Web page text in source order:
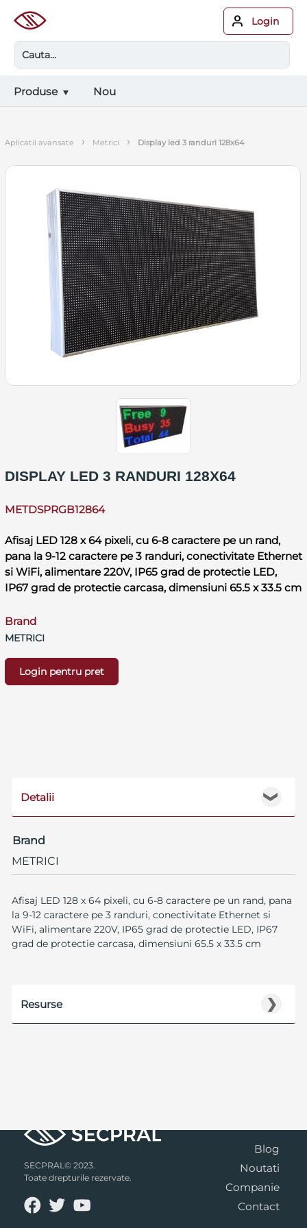
Login
Produse Nou
aplicatii avansate › metrici › display led 3 randuri 128x64
DISPLAY LED 3 RANDURI 128X64
METDSPRGB12864
Afisaj LED 128 x 64 pixeli, cu 6-8 caractere pe un rand,
pana la 9-12 caractere pe 3 randuri, conectivitate Ethernet
si WiFi, alimentare 220V, IP65 grad de protectie LED,
IP67 grad de protectie carcasa, dimensiuni 65.5 x 33.5 cm
Brand
METRICI
Login pentru pret
❯
Detalii
Brand
METRICI
Afisaj LED 128 x 64 pixeli, cu 6-8 caractere pe un rand, pana
la 9-12 caractere pe 3 randuri, conectivitate Ethernet si
WiFi, alimentare 220V, IP65 grad de protectie LED, IP67
grad de protectie carcasa, dimensiuni 65.5 x 33.5 cm
❯
Resurse
SECPRAL© 2023.
Toate drepturile rezervate.
Blog
Noutati
Companie
Contact